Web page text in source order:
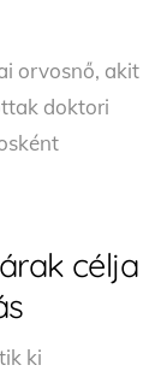
orvosnő, akit
doktori
célja
ki